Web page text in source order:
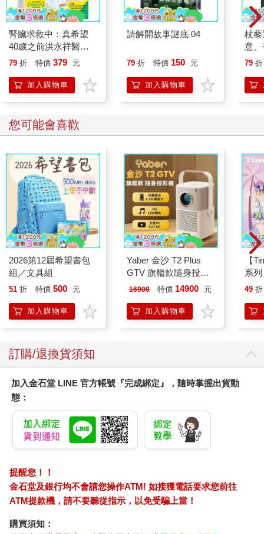
腎臟求救中：真希望
40歲之前洪永祥醫師
就告訴我這些事
79 折 特價 379 元
加入購物車
請解開故事謎底 04
79 折 特價 150 元
加入購物車
杖
意
恭
79 折
您可能會喜歡
2026第12屆希望書包
組／文具組
51 折 特價 500 元
加入購物車
Yaber 金沙 T2 Plus
GTV 旗艦款隨身投影
機
16900 特價 14900 元
加入購物車
【
系
禮物
49 折
訂購/退換貨須知
加入金石堂 LINE 官方帳號『完成綁定』，隨時掌握出貨動
態：
提醒您！！
金石堂及銀行均不會請您操作ATM! 如接獲電話要求您前往
ATM提款機，請不要聽從指示，以免受騙上當！
購買須知：